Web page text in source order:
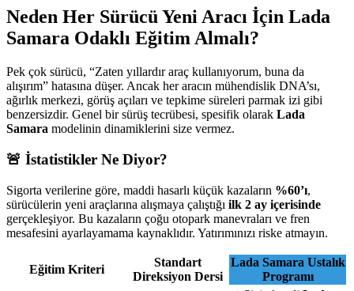
Neden Her Sürücü Yeni Aracı İçin Lada
Samara Odaklı Eğitim Almalı?
Pek çok sürücü, “Zaten yıllardır araç kullanıyorum, buna da
alışırım” hatasına düşer. Ancak her aracın mühendislik DNA’sı,
ağırlık merkezi, görüş açıları ve tepkime süreleri parmak izi gibi
benzersizdir. Genel bir sürüş tecrübesi, spesifik olarak Lada
Samara modelinin dinamiklerini size vermez.
🚨 İstatistikler Ne Diyor?
Sigorta verilerine göre, maddi hasarlı küçük kazaların %60’ı,
sürücülerin yeni araçlarına alışmaya çalıştığı ilk 2 ay içerisinde
gerçekleşiyor. Bu kazaların çoğu otopark manevraları ve fren
mesafesini ayarlayamama kaynaklıdır. Yatırımınızı riske atmayın.
Eğitim Kriteri
Standart
Direksiyon Dersi
Lada Samara Ustalık
Programı